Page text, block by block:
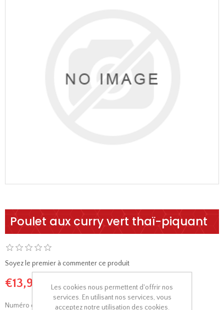
Poulet aux curry vert thaï-piquant
Soyez le premier à commenter ce produit
€13,90
Numéro de menu: T16
Les cookies nous permettent d'offrir nos
services. En utilisant nos services, vous
acceptez notre utilisation des cookies.